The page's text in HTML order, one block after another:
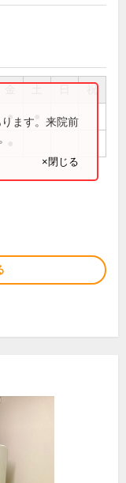
祝
●ます。来院前
×閉じる